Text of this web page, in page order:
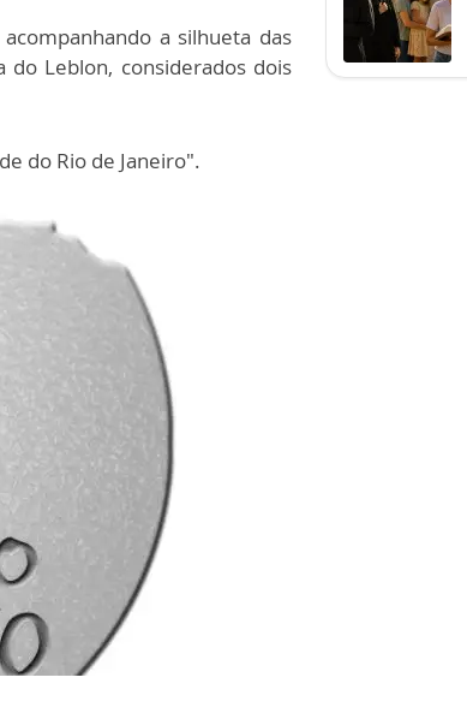
a silhueta das
Leblon, considerados dois
do Rio de Janeiro".